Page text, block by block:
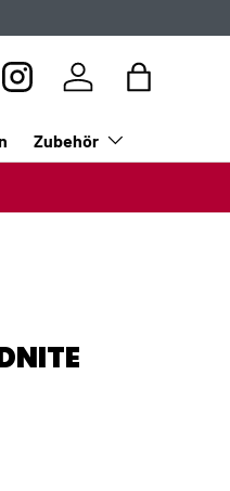
InstagramEinloggen
Zubehör